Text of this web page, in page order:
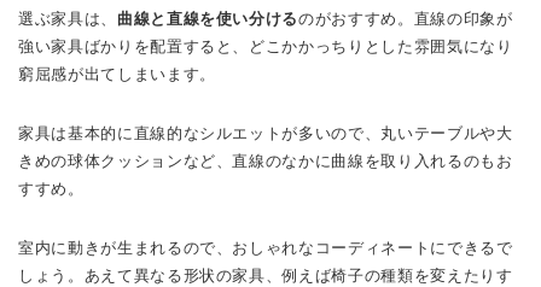
選ぶ家具は、 曲線と直線を使い分けるのがおすすめ。直線の印象が
強い家具ばかりを配置すると、どこかかっちりとした雰囲気になり
窮屈感が出てしまいます。
家具は基本的に直線的なシルエットが多いので、丸いテーブルや大
きめの球体クッションなど、直線のなかに曲線を取り入れるのもお
すすめ。
室内に動きが生まれるので、おしゃれなコーディネートにできるで
しょう。あえて異なる形状の家具、例えば椅子の種類を変えたりす